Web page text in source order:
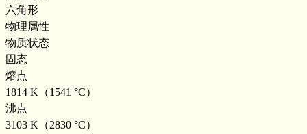
六角形
物理属性
物质状态
固态
熔点
1814 K（1541 °C）
沸点
3103 K（2830 °C）